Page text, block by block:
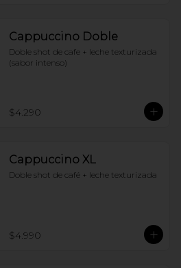
Cappuccino Doble
Doble shot de cafe + leche texturizada
(sabor intenso)
$4.290
Cappuccino XL
Doble shot de café + leche texturizada
$4.990